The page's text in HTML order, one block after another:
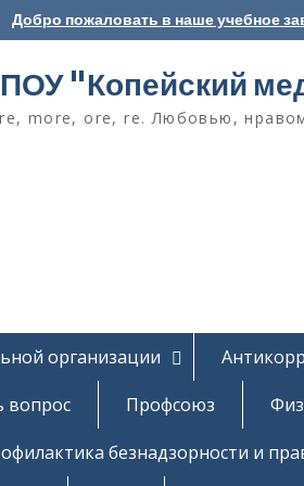
Добро пожаловать в наше учебное
"Копейский
more, ore, re. Любовью,
организации
вопрос Профсоюз
безнадзорности и